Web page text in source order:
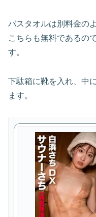
バスタオルは別料金の
こちらも無料であるの
す。
下駄箱に靴を入れ、中
ます。